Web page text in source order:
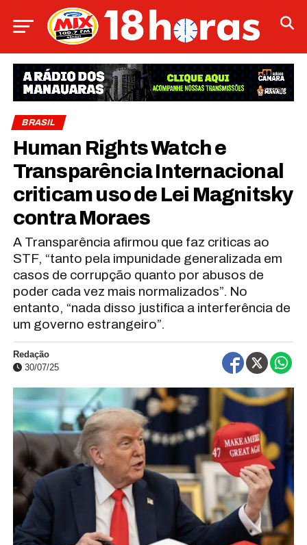
BRASIL
Human Rights Watch e
Transparência Internacional
criticam uso de Lei Magnitsky
contra Moraes
A Transparência afirmou que faz criticas ao
STF, “tanto pela impunidade generalizada em
casos de corrupção quanto por abusos de
poder cada vez mais normalizados”. No
entanto, “nada disso justifica a interferência de
um governo estrangeiro”.
Redação
30/07/25